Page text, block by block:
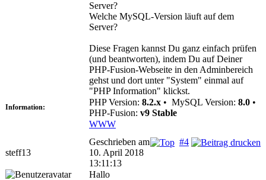
Server?
Welche MySQL-Version läuft auf dem
Server?
Diese Fragen kannst Du ganz einfach prüfen
(und beantworten), indem Du auf Deiner
PHP-Fusion-Webseite in den Adminbereich
gehst und dort unter "System" einmal auf
"PHP Information" klickst.
Information: PHP Version: 8.2.x • MySQL Version: 8.0 •
PHP-Fusion: v9 Stable
WWW
steff13
#4
Geschrieben am
10. April 2018
13:11:13
Hallo